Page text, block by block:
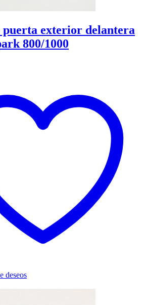
exterior delantera
800/1000
deseos